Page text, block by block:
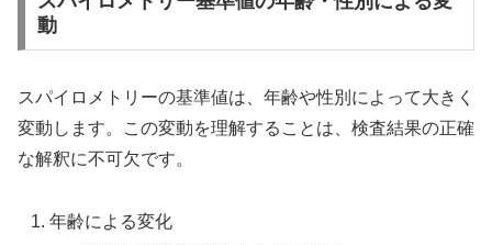
動
スパイロメトリーの基準値は、年齢や性別によって大きく
変動します。この変動を理解することは、検査結果の正確
な解釈に不可欠です。
年齢による変化